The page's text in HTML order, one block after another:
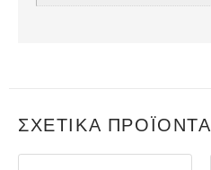
ΣΧΕΤΙΚΆ ΠΡΟΪΌΝΤΑ